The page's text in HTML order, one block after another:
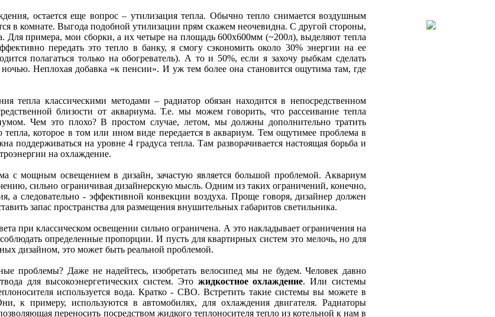
остается еще вопрос – утилизация тепла. Обычно тепло снимается воздушным
в комнате. Выгода подобной утилизации прям скажем неочевидна. С другой стороны,
Для примера, мои сборки, а их четыре на площадь 600x600мм (~200л), выделяют тепла
передать это тепло в банку, я смогу сэкономить около 30% энергии на ее
полагаться только на обогреватель). А то и 50%, если я захочу рыбкам сделать
Неплохая добавка «к пенсии». И уж тем более она становится ощутима там, где
тепла классическими методами – радиатор обязан находится в непосредственном
близости от аквариума. Т.е. мы можем говорить, что рассеивание тепла
Чем это плохо? В простом случае, летом, мы должны дополнительно тратить
тепла, которое в том или ином виде передается в аквариум. Тем ощутимее проблема в
поддерживаться на уровне 4 градуса тепла. Там разворачивается настоящая борьба и
на охлаждение.
с мощным освещением в дизайн, зачастую является большой проблемой. Аквариум
сильно ограничивая дизайнерскую мысль. Одним из таких ограничений, конечно,
а следовательно - эффективной конвекции воздуха. Проще говоря, дизайнер должен
запас пространства для размещения внушительных габаритов светильника.
при классическом освещении сильно ограничена. А это накладывает ограничения на
определенные пропорции. И пусть для квартирных систем это мелочь, но для
дизайном, это может быть реальной проблемой.
проблемы? Даже не надейтесь, изобретать велосипед мы не будем. Человек давно
для высокоэнергетических систем. Это жидкостное охлаждение. Или системы
используется вода. Кратко - СВО. Встретить такие системы вы можете в
к примеру, используются в автомобилях, для охлаждения двигателя. Радиаторы
переносить посредством жидкого теплоносителя тепло из котельной к нам в